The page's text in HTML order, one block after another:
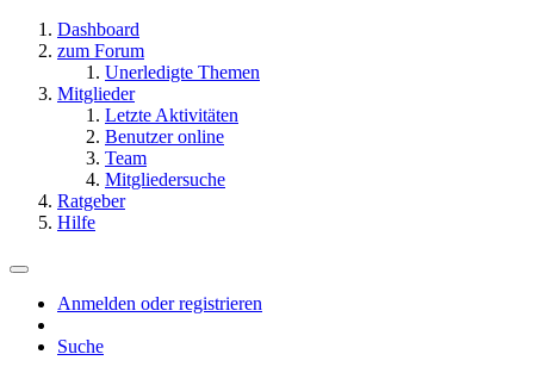
Dashboard
zum Forum
Unerledigte Themen
Mitglieder
Letzte Aktivitäten
Benutzer online
Team
Mitgliedersuche
Ratgeber
Hilfe
Anmelden oder registrieren
Suche